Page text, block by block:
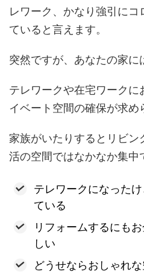
レワーク、かなり強引にコ
ていると言えます。
突然ですが、あなたの家に
テレワークや在宅ワークに
イベート空間の確保が求め
家族がいたりするとリビン
活の空間ではなかなか集中
テレワークになった
ている
リフォームするにも
しい
どうせならおしゃれ